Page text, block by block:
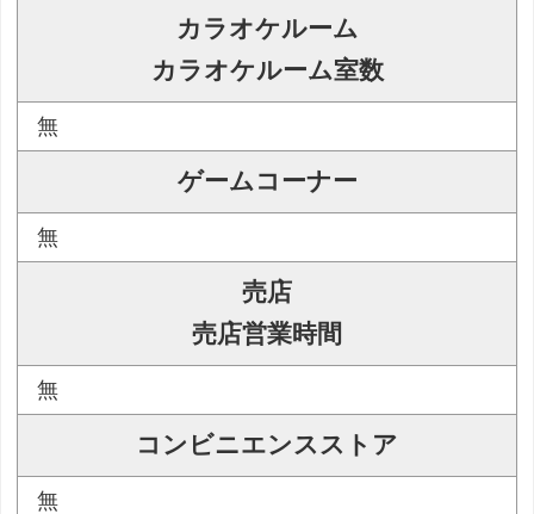
カラオケルーム
カラオケルーム室数
無
ゲームコーナー
無
売店
売店営業時間
無
コンビニエンスストア
無